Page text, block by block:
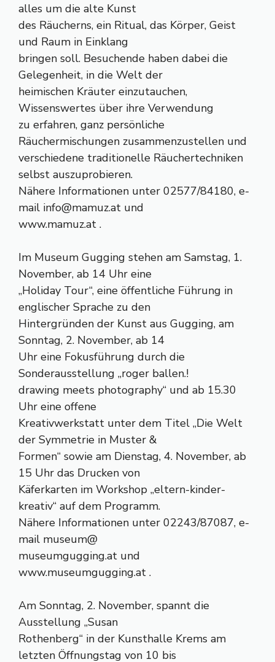
alles um die alte Kunst
des Räucherns, ein Ritual, das Körper, Geist
und Raum in Einklang
bringen soll. Besuchende haben dabei die
Gelegenheit, in die Welt der
heimischen Kräuter einzutauchen,
Wissenswertes über ihre Verwendung
zu erfahren, ganz persönliche
Räuchermischungen zusammenzustellen und
verschiedene traditionelle Räuchertechniken
selbst auszuprobieren.
Nähere Informationen unter 02577/84180, e-
mail info@mamuz.at und
www.mamuz.at .
Im Museum Gugging stehen am Samstag, 1.
November, ab 14 Uhr eine
„Holiday Tour“, eine öffentliche Führung in
englischer Sprache zu den
Hintergründen der Kunst aus Gugging, am
Sonntag, 2. November, ab 14
Uhr eine Fokusführung durch die
Sonderausstellung „roger ballen.!
drawing meets photography“ und ab 15.30
Uhr eine offene
Kreativwerkstatt unter dem Titel „Die Welt
der Symmetrie in Muster &
Formen“ sowie am Dienstag, 4. November, ab
15 Uhr das Drucken von
Käferkarten im Workshop „eltern-kinder-
kreativ“ auf dem Programm.
Nähere Informationen unter 02243/87087, e-
mail museum@
museumgugging.at und
www.museumgugging.at .
Am Sonntag, 2. November, spannt die
Ausstellung „Susan
Rothenberg“ in der Kunsthalle Krems am
letzten Öffnungstag von 10 bis